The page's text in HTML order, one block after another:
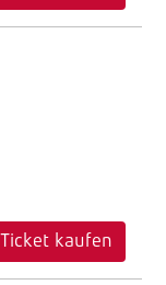
Ticket kaufen